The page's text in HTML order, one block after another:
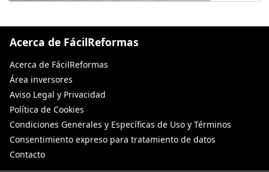
Acerca de FácilReformas
Acerca de FácilReformas
Área inversores
Aviso Legal y Privacidad
Política de Cookies
Condiciones Generales y Específicas de Uso y Términos
Consentimiento expreso para tratamiento de datos
Contacto